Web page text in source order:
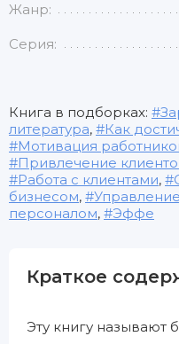
Жанр:
Серия:
Книга в подборках:
литература, Как
Мотивация
Привлечение
Работа с клиентами,
бизнесом,
персоналом, Эффе
Краткое
Эту книгу называют